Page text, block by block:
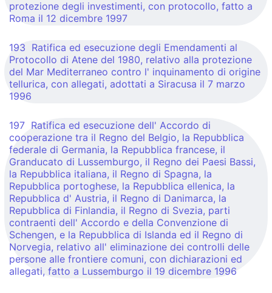
protezione degli investimenti, con protocollo, fatto a
Roma il 12 dicembre 1997
193 Ratifica ed esecuzione degli Emendamenti al
Protocollo di Atene del 1980, relativo alla protezione
del Mar Mediterraneo contro l' inquinamento di origine
tellurica, con allegati, adottati a Siracusa il 7 marzo
1996
197 Ratifica ed esecuzione dell' Accordo di
cooperazione tra il Regno del Belgio, la Repubblica
federale di Germania, la Repubblica francese, il
Granducato di Lussemburgo, il Regno dei Paesi Bassi,
la Repubblica italiana, il Regno di Spagna, la
Repubblica portoghese, la Repubblica ellenica, la
Repubblica d' Austria, il Regno di Danimarca, la
Repubblica di Finlandia, il Regno di Svezia, parti
contraenti dell' Accordo e della Convenzione di
Schengen, e la Repubblica di Islanda ed il Regno di
Norvegia, relativo all' eliminazione dei controlli delle
persone alle frontiere comuni, con dichiarazioni ed
allegati, fatto a Lussemburgo il 19 dicembre 1996